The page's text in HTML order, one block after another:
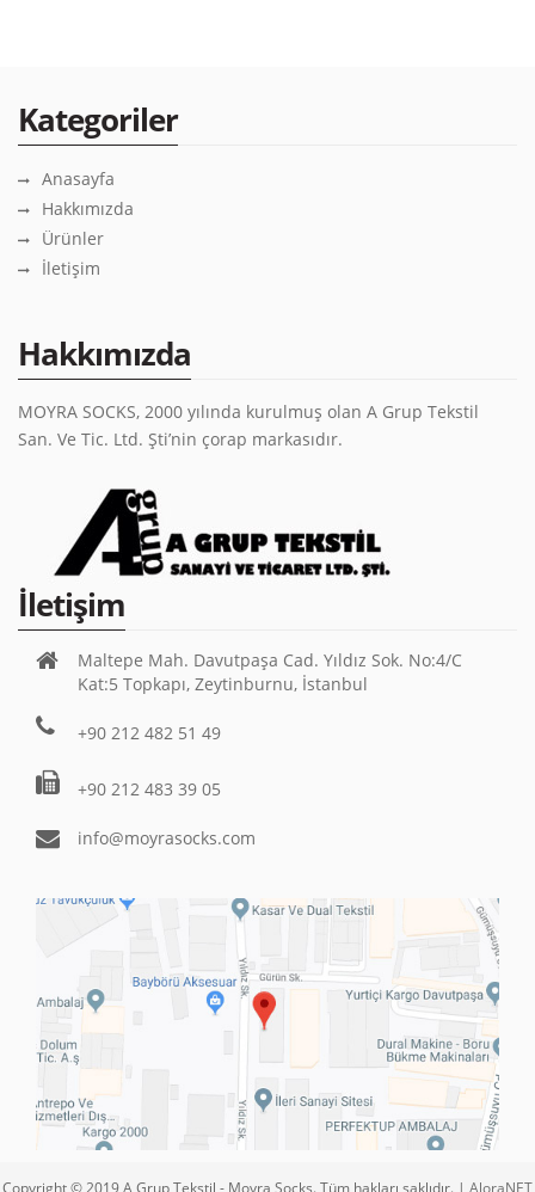
Kategoriler
Anasayfa
Hakkımızda
Ürünler
İletişim
Hakkımızda
MOYRA SOCKS, 2000 yılında kurulmuş olan A Grup Tekstil
San. Ve Tic. Ltd. Şti’nin çorap markasıdır.
İletişim
Maltepe Mah. Davutpaşa Cad. Yıldız Sok. No:4/C
Kat:5 Topkapı, Zeytinburnu, İstanbul
+90 212 482 51 49
+90 212 483 39 05
info@moyrasocks.com
Copyright © 2019 A Grup Tekstil - Moyra Socks. Tüm hakları saklıdır. | AloraNET